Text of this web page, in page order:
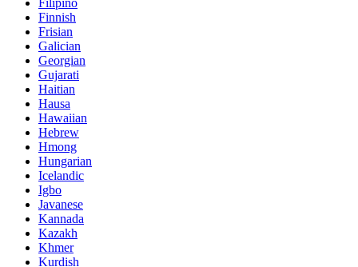
Finnish
Frisian
Galician
Georgian
Gujarati
Haitian
Hausa
Hawaiian
Hebrew
Hmong
Hungarian
Icelandic
Igbo
Javanese
Kannada
Kazakh
Khmer
Kurdish